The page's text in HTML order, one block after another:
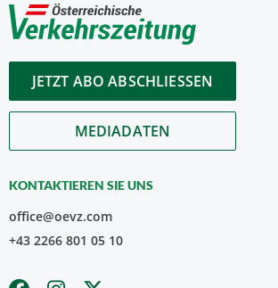
JETZT ABO ABSCHLIESSEN
MEDIADATEN
KONTAKTIEREN SIE UNS
office@oevz.com
+43 2266 801 05 10